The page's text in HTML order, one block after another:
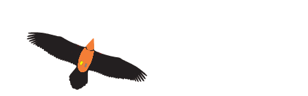
COLABORA